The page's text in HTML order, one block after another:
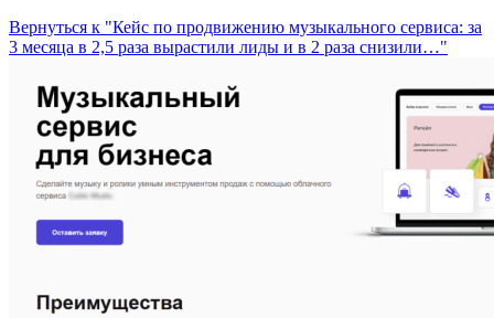
Вернуться к "Кейс по продвижению музыкального сервиса: за
3 месяца в 2,5 раза вырастили лиды и в 2 раза снизили…"